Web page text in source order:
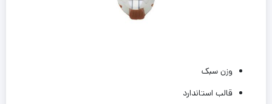
وزن سبک
قالب استاندارد